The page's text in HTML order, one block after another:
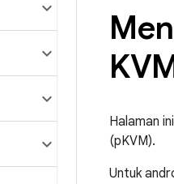
Halaman
(pKVM).
Untuk